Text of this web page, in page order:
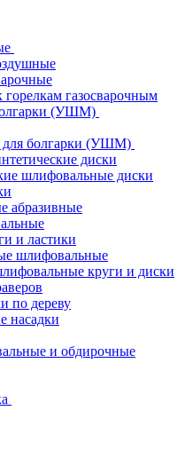
газосварочным
(УШМ)
для болгарки (УШМ)
диски
шлифовальные диски
абразивные
и ластики
шлифовальные
круги и диски
по дереву
насадки
и обдирочные